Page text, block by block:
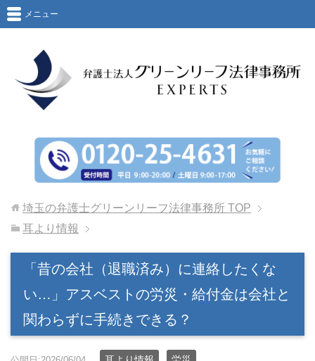
メニュー
埼玉の弁護士グリーンリーフ法律事務所 TOP
耳より情報
「昔の会社（退職済み）に連絡したくな
い…」アスベストの労災・給付金は会社と
関わらずに手続きできる？